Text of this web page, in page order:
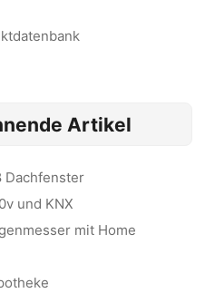
Artikel
Dachfenster
und KNX
mit Home